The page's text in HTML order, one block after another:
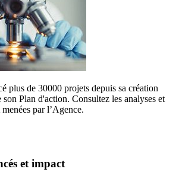
plus de 30000 projets depuis sa création
son Plan d'action. Consultez les analyses et
par l’Agence.
et impact